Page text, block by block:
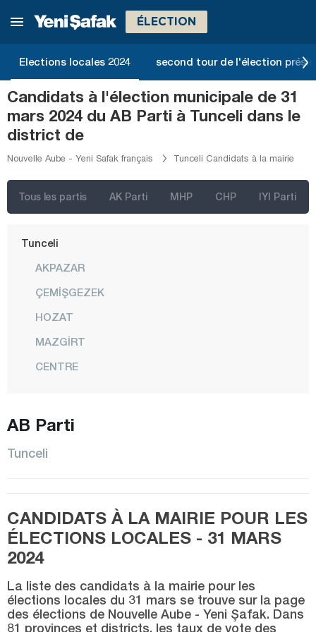
ÉLECTION
Elections locales 2024 second tour de l'élection
Candidats à l'élection municipale de 31
mars 2024 du AB Parti à Tunceli dans le
district de
Nouvelle Aube - Yeni Safak français Tunceli Candidats à la mairie
Tous les partis AK Parti MHP CHP IYI Parti
Samsun
Siirt
Sinop
Şırnak
Sivas
Tekirdağ
Trabzon
Tunceli
AKPAZAR
ÇEMİŞGEZEK
HOZAT
MAZGİRT
CENTRE
Van
Yalova
Yozgat
Zonguldak
AB Parti
Tunceli
CANDIDATS À LA MAIRIE POUR LES
ÉLECTIONS LOCALES - 31 MARS
2024
La liste des candidats à la mairie pour les
élections locales du 31 mars se trouve sur la page
des élections de Nouvelle Aube - Yeni Şafak. Dans
81 provinces et districts, les taux de vote des